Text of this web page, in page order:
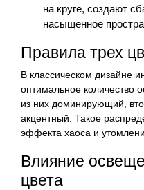
на круге, создают
насыщенное
Правила трех
В классическом дизайне
оптимальное количество
из них доминирующий,
акцентный. Такое
эффекта хаоса и
Влияние
цвета